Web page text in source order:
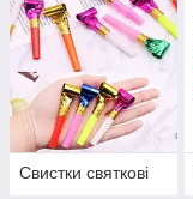
Свистки святкові